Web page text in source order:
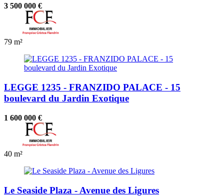
3 500 000 €
79 m²
LEGGE 1235 - FRANZIDO PALACE - 15
boulevard du Jardin Exotique
1 600 000 €
40 m²
Le Seaside Plaza - Avenue des Ligures